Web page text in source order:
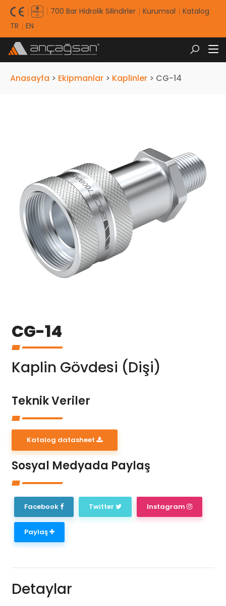
700 Bar Hidrolik Silindirler Kurumsal
Katalog
TR
EN
Anasayfa > Ekipmanlar > Kaplinler > CG-14
CG-14
Kaplin Gövdesi (Dişi)
Teknik Veriler
Katalog datasheet
Sosyal Medyada Paylaş
Facebook Twitter Instagram
Paylaş
Detaylar